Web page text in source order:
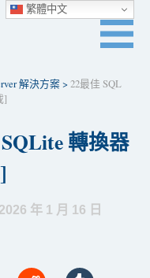
解決方案>22最佳 SQL
]
轉換器
2026 年 1 月 16 日
繁體中文